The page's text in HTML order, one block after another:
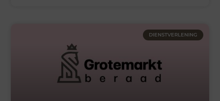
DIENSTVERLENING